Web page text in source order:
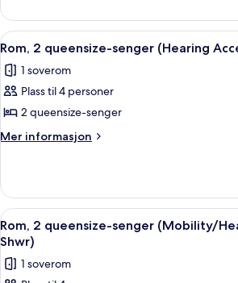
Accessible,
Roll-
in
Shower)
1
soverom
(Mobility
Accessible,
Roll-
in
Åpne
alle
bildene
av
Rom,
2
(Hearing
Accessible)
Sengetøy
7
Rom, 2 queensize-senger (Hearing
1 soverom
Plass til 4 personer
2 queensize-senger
Mer informasjon
Mer
2
queensize-
senger
(Hearing
Accessible)
Åpne
alle
bildene
av
Sengetøy
6
Rom, 2 queensize-senger (Mobility/
Shwr)
1 soverom